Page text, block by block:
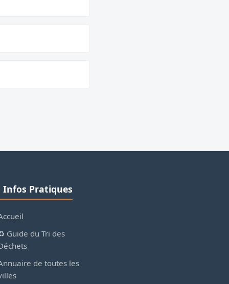
Infos Pratiques
Guide du Tri des
de toutes les